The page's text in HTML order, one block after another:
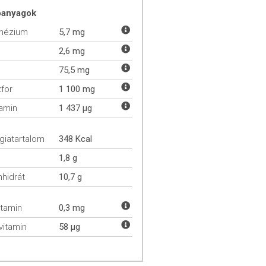
5,7 mg
2,6 mg
75,5 mg
1 100 mg
1 437 µg
348 Kcal
1,8 g
10,7 g
0,3 mg
58 µg